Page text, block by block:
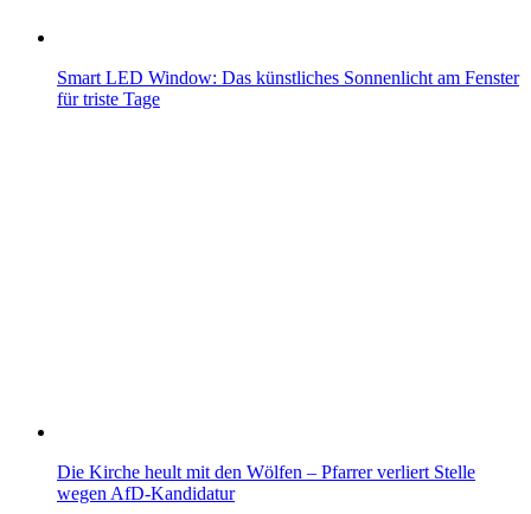
Smart LED Window: Das künstliches Sonnenlicht am Fenster
für triste Tage
Die Kirche heult mit den Wölfen – Pfarrer verliert Stelle
wegen AfD-Kandidatur